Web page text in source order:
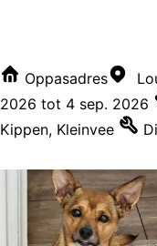
Oppasadres
2026 tot 4 sep. 2026
Kippen, Kleinvee